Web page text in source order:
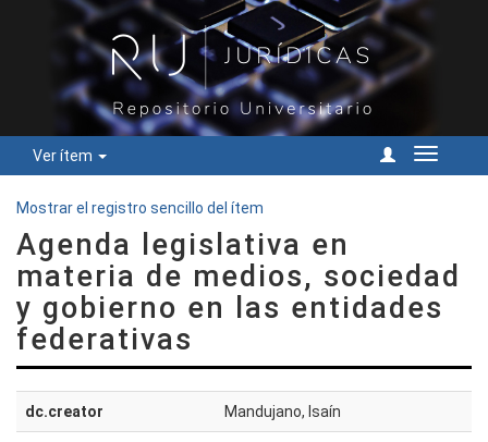
Ver ítem
Cambiar
Mostrar el registro sencillo del ítem
Agenda legislativa en
materia de medios, sociedad
y gobierno en las entidades
federativas
dc.creator Mandujano, Isaín